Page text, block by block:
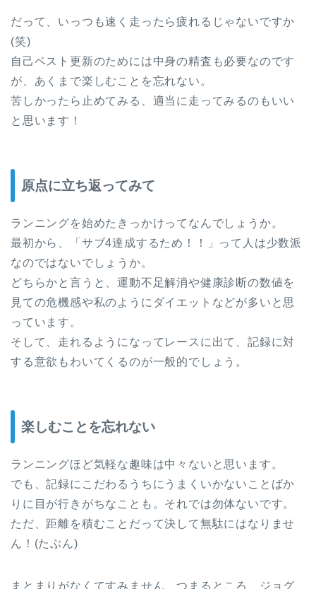
だって、いっつも速く走ったら疲れるじゃないですか
(笑)
自己ベスト更新のためには中身の精査も必要なのです
が、あくまで楽しむことを忘れない。
苦しかったら止めてみる、適当に走ってみるのもいい
と思います！
原点に立ち返ってみて
ランニングを始めたきっかけってなんでしょうか。
最初から、「サブ4達成するため！！」って人は少数派
なのではないでしょうか。
どちらかと言うと、運動不足解消や健康診断の数値を
見ての危機感や私のようにダイエットなどが多いと思
っています。
そして、走れるようになってレースに出て、記録に対
する意欲もわいてくるのが一般的でしょう。
楽しむことを忘れない
ランニングほど気軽な趣味は中々ないと思います。
でも、記録にこだわるうちにうまくいかないことばか
りに目が行きがちなことも。それでは勿体ないです。
ただ、距離を積むことだって決して無駄にはなりませ
ん！(たぶん)
まとまりがなくてすみません、つまるところ、ジョグ